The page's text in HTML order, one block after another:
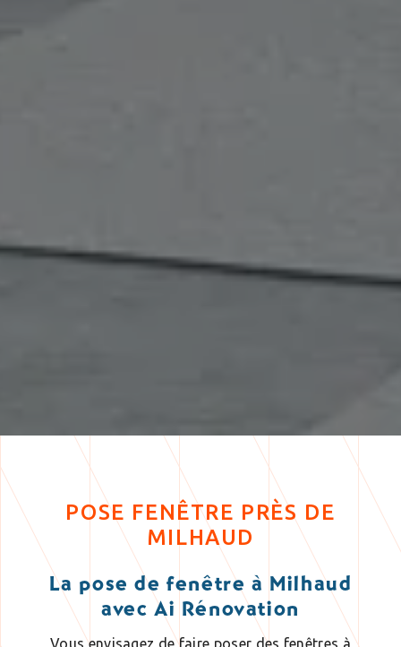
POSE FENÊTRE PRÈS DE
MILHAUD
La pose de fenêtre à Milhaud
avec Ai Rénovation
Vous envisagez de faire poser des fenêtres à